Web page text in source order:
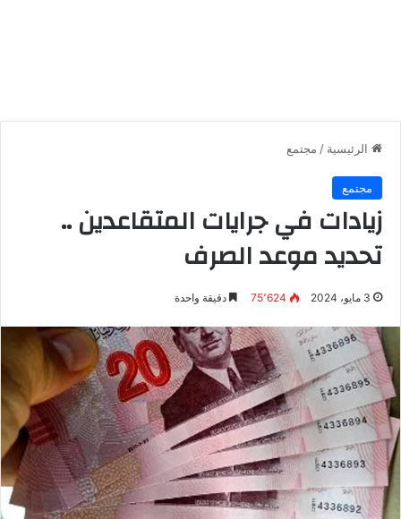
الرئيسية / مجتمع
مجتمع
زيادات في جرايات المتقاعدين ..
تحديد موعد الصرف
3 مايو، 2024 75٬624 دقيقة واحدة